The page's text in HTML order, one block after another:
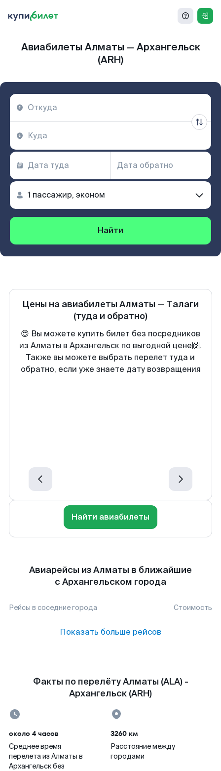
Авиабилеты Алматы — Архангельск
(ARH)
Найти
Цены на авиабилеты Алматы — Талаги
(туда и обратно)
😍 Вы можете купить билет без посредников
из Алматы в Архангельск по выгодной цене🙌.
Также вы можете выбрать перелет туда и
обратно, если уже знаете дату возвращения
Найти авиабилеты
Авиарейсы из Алматы в ближайшие
с Архангельском города
Рейсы в соседние города Стоимость
Показать больше рейсов
Факты по перелёту Алматы (ALA) -
Архангельск (ARH)
около 4 часов
Среднее время
перелета из Алматы в
Архангельск без
3260 км
Расстояние между
городами